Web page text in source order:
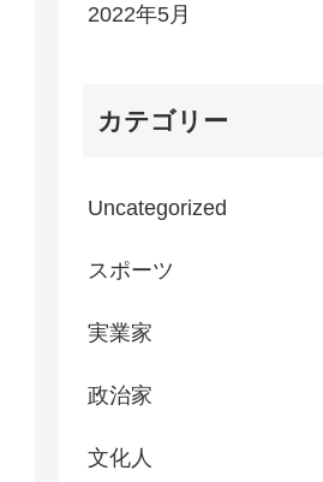
2022年5月
カテゴリー
Uncategorized
スポーツ
実業家
政治家
文化人